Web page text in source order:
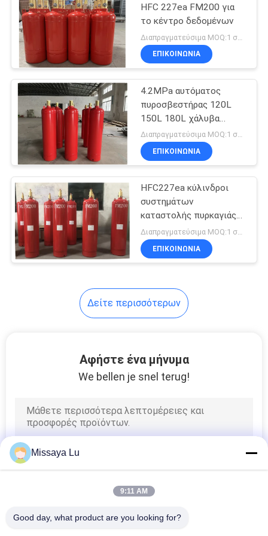
Καθαρός
πράκτορας
καταστολής
πυρκαγιάς
Αυτόματος
πυροσβεστήρας
Κύλινδροι FM 200
Novec 1230
κύλινδροι
HFC 227ea FM200 για
το κέντρο δεδομένων
ΕΠΙΚΟΙΝΩΝΊΑ
4.2MPa αυτόματος
πυροσβεστήρας 120L
150L 180L χάλυβα
άνθρακα FM200
Διαπραγματεύσιμα MOQ:1 σύνολο
ΕΠΙΚΟΙΝΩΝΊΑ
HFC227ea κύλινδροι
συστημάτων
καταστολής πυρκαγιάς
FM 200 στον ανηχοειδή
ODM cOem αιθουσών
Διαπραγματεύσιμα MOQ:1 σύνολο
ΕΠΙΚΟΙΝΩΝΊΑ
Δείτε περισσότερων
Αφήστε ένα μήνυμα
We bellen je snel terug!
Missaya Lu
9:11 AM
Good day, what product are you looking for?